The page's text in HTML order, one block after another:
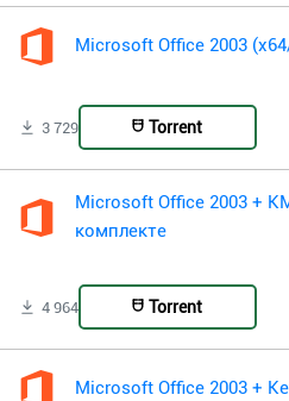
Microsoft Office 2003
3 729 Torrent
Microsoft Office 2003 +
комплекте
4 964 Torrent
Microsoft Office 2003 +